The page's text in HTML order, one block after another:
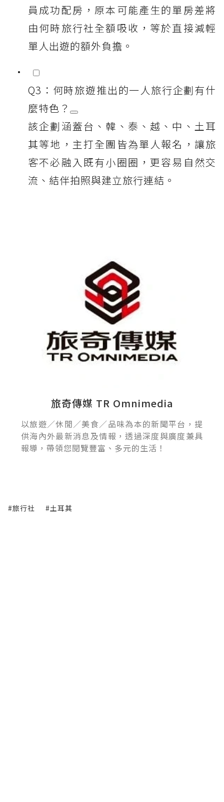
員成功配房，原本可能產生的單房差將
由何時旅行社全額吸收，等於直接減輕
單人出遊的額外負擔。
Q3：何時旅遊推出的一人旅行企劃有什
麼特色？
該企劃涵蓋台、韓、泰、越、中、土耳
其等地，主打全團皆為單人報名，讓旅
客不必融入既有小圈圈，更容易自然交
流、結伴拍照與建立旅行連結。
旅奇傳媒 TR Omnimedia
以旅遊／休閒／美食／品味為本的新聞平台，提
供海內外最新消息及情報，透過深度與廣度兼具
報導，帶領您閱覽豐富、多元的生活！
#旅行社 #土耳其